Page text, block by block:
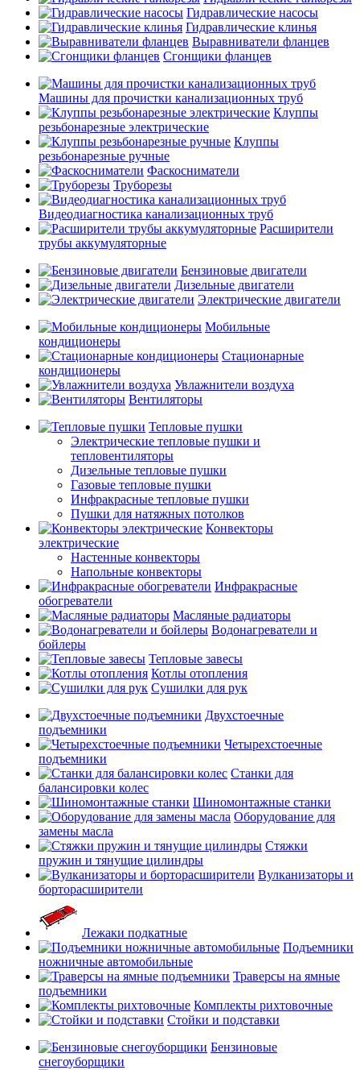
Гидравлические насосы
Гидравлические клинья
Выравниватели фланцев
Сгонщики фланцев
Машины для прочистки канализационных труб
Клуппы
резьбонарезные электрические
Клуппы
резьбонарезные ручные
Фаскосниматели
Труборезы
Видеодиагностика канализационных труб
Расширители
трубы аккумуляторные
Бензиновые двигатели
Дизельные двигатели
Электрические двигатели
Мобильные
кондиционеры
Стационарные
кондиционеры
Увлажнители воздуха
Вентиляторы
Тепловые пушки
Электрические тепловые пушки и
тепловентиляторы
Дизельные тепловые пушки
Газовые тепловые пушки
Инфракрасные тепловые пушки
Пушки для натяжных потолков
Конвекторы
электрические
Настенные конвекторы
Напольные конвекторы
Инфракрасные
обогреватели
Масляные радиаторы
Водонагреватели и
бойлеры
Тепловые завесы
Котлы отопления
Сушилки для рук
Двухстоечные
подъемники
Четырехстоечные
подъемники
Станки для
балансировки колес
Шиномонтажные станки
Оборудование для
замены масла
Стяжки
пружин и тянущие цилиндры
Вулканизаторы и
борторасширители
Лежаки подкатные
Подъемники
ножничные автомобильные
Траверсы на ямные
подъемники
Комплекты рихтовочные
Стойки и подставки
Бензиновые
снегоуборщики